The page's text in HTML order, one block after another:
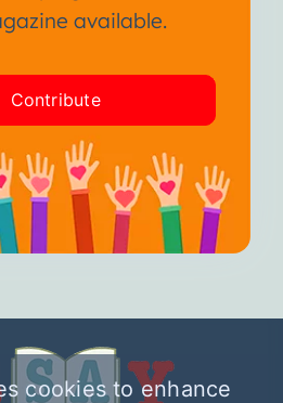
available.
Contribute
cookies to enhance